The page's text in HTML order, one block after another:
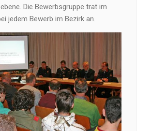
Die Bewerbsgruppe trat im
jedem Bewerb im Bezirk an.